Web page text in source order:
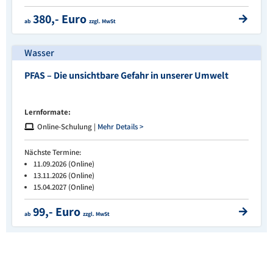
ab 380,- Euro zzgl. MwSt
Wasser
PFAS – Die unsichtbare Gefahr in unserer Umwelt
Lernformate:
Online-Schulung | Mehr Details >
Nächste Termine:
11.09.2026 (Online)
13.11.2026 (Online)
15.04.2027 (Online)
ab 99,- Euro zzgl. MwSt